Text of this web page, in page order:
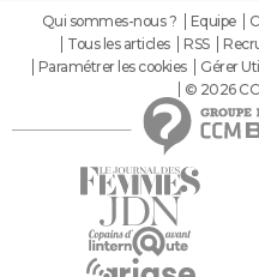
Qui sommes-nous ? Equipe
Tous les articles
RSS
Paramétrer les cookies
Gérer
© 2026